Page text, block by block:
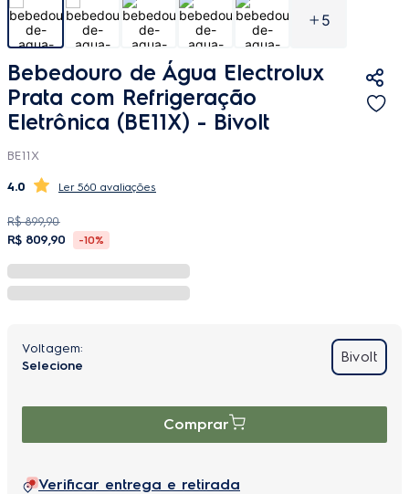
5
Bebedouro de Água Electrolux
Prata com Refrigeração
Eletrônica (BE11X) - Bivolt
BE11X
4.0 560 avaliações
R$ 899,90
R$ 809,90 -10%
Bivolt
Comprar
Verificar entrega e retirada